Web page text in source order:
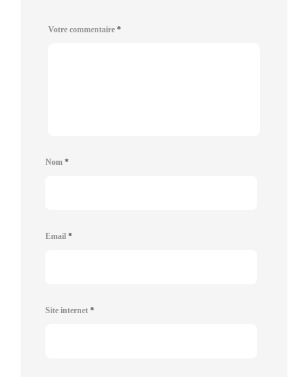
Votre commentaire *
Nom *
Email *
Site internet *